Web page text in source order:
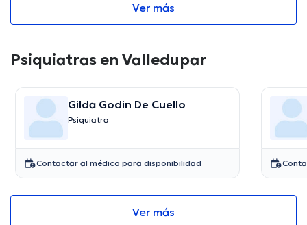
Ver más
Psiquiatras en Valledupar
Gilda Godin De Cuello
Psiquiatra
Contactar al médico para disponibilidad
Ver más